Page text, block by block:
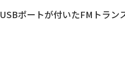
ポートが付いたFMトラン